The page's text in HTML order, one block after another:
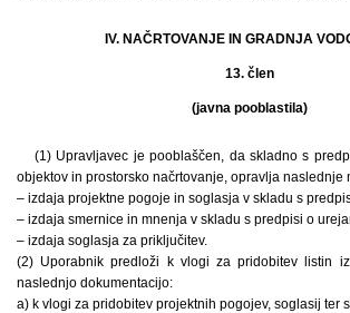
IV. NAČRTOVANJE IN GRADNJA
13. člen
(javna pooblastila)
(1) Upravljavec je pooblaščen, da skladno s
objektov in prostorsko načrtovanje, opravlja naslednje
– izdaja projektne pogoje in soglasja v skladu s
– izdaja smernice in mnenja v skladu s predpisi o
– izdaja soglasja za priključitev.
(2) Uporabnik predloži k vlogi za pridobitev listin
naslednjo dokumentacijo:
a) k vlogi za pridobitev projektnih pogojev, soglasij ter